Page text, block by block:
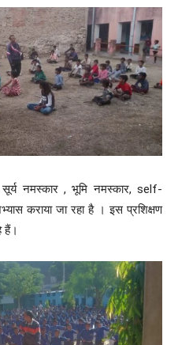
सूर्य नमस्कार , भूमि नमस्कार, self-
कराया जा रहा है । इस प्रशिक्षण
हैं।